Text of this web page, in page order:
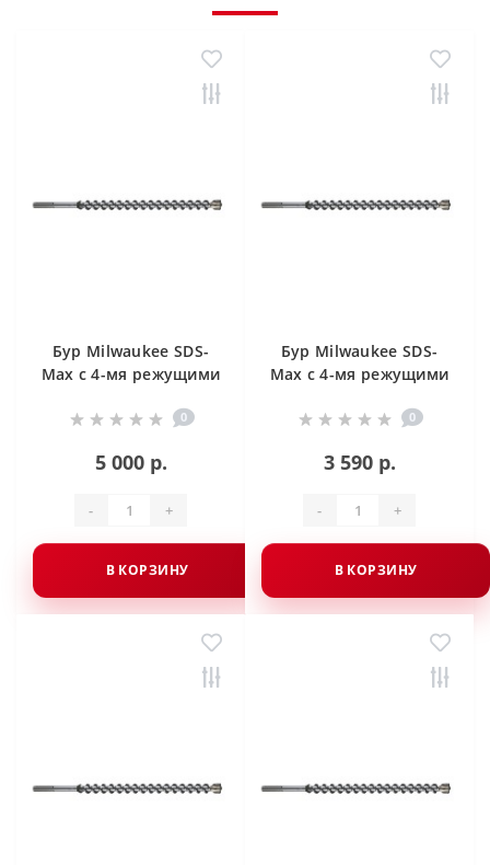
Бур Milwaukee SDS-
Max с 4-мя режущими
0
5 000 р.
- +
В КОРЗИНУ
Бур Milwaukee SDS-
Max с 4-мя режущими
0
3 590 р.
- +
В КОРЗИНУ